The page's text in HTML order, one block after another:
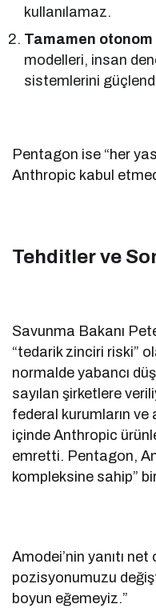
kullanılamaz.
Tamamen
modelleri, insan
sistemlerini
Pentagon ise “her
Anthropic kabul
Tehditler ve
Savunma Bakanı
“tedarik zinciri riski”
normalde yabancı
sayılan şirketlere
federal kurumların ve
içinde Anthropic
emretti. Pentagon,
kompleksine sahip”
Amodei’nin yanıtı
pozisyonumuzu
boyun eğemeyiz.”